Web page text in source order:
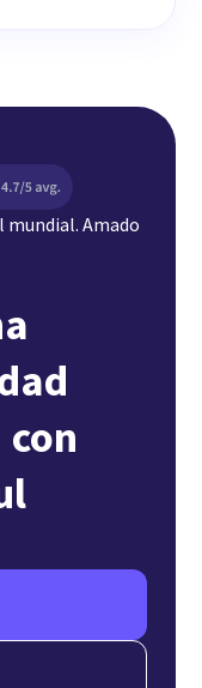
mundial. Amado